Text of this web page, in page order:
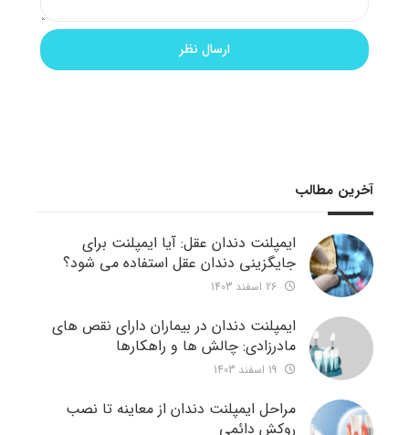
آخرین مطالب
ایمپلنت دندان عقل: آیا ایمپلنت برای
جایگزینی دندان عقل استفاده می شود؟
ایمپلنت دندان در بیماران دارای نقص های
مادرزادی: چالش ها و راهکارها
مراحل ایمپلنت دندان از معاینه تا نصب
روکش دائمی